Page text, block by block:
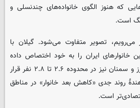
که هنوز الگوی خانواده‌های چندنسلی و
است.
تصویر متفاوت می‌شود. گیلان با
کوچک‌ترین خانوارهای ایران را به خود اختصاص داده
است. مازندران، تهران، البرز و سمنان نیز در محدوده ۲.۶ تا ۲.۸ نفر قرار
روند جدی «کاهش بعد خانوار» در مناطق
است.